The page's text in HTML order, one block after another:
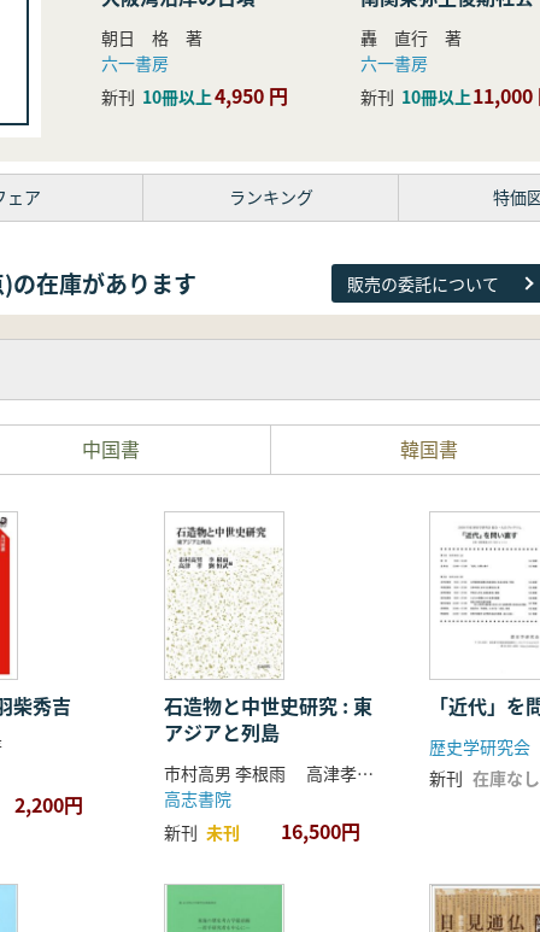
朝日 格 著
六一書房
新刊 10冊以上4,950 円
研究
轟 直行 著
六一書房
新刊 10冊以上11,000
ェア ランキング 特価
の在庫があります 販売の委託について
中国書 韓国書
柴秀吉
2,200円
石造物と中世史研究 : 東
アジアと列島
市村高男 李根雨 高津孝 劉恒武 編
高志書院
新刊 未刊 16,500円
「近代」を
歴史学研究会
新刊 在庫なし